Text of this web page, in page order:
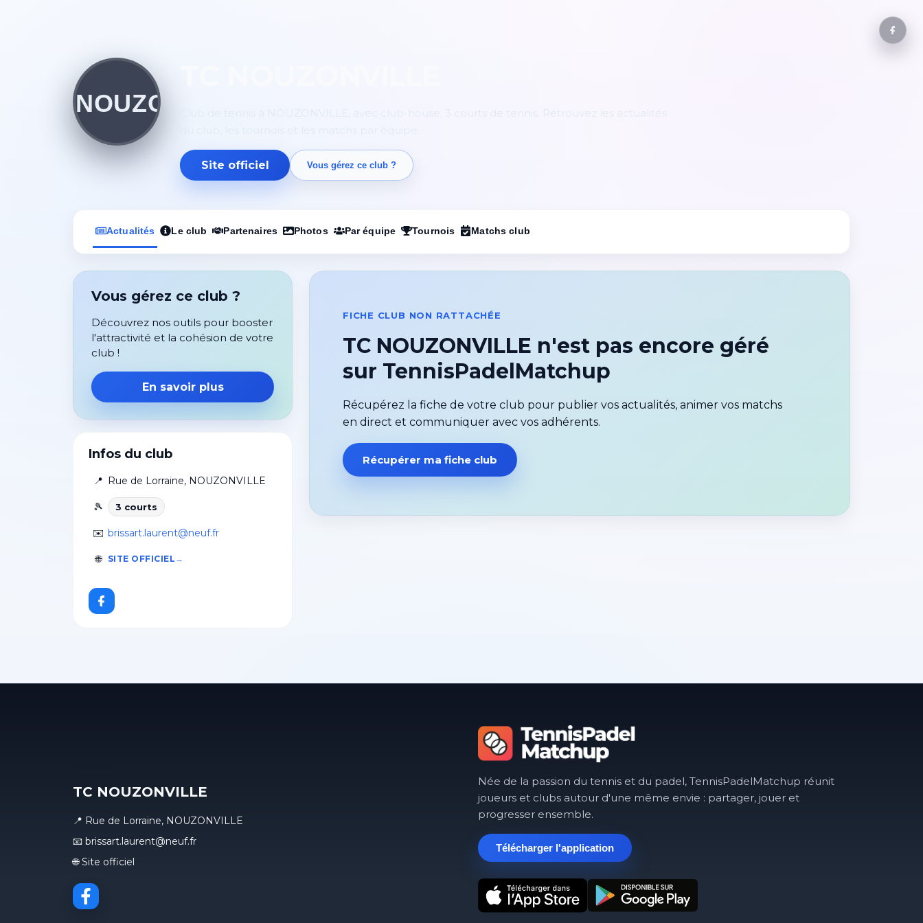
Site officiel Vous gérez ce club ?
Actualités Le club Partenaires Photos Par équipe Tournois Matchs club
Vous gérez ce club ?
Découvrez nos outils pour booster
l'attractivité et la cohésion de votre
club !
En savoir plus
Infos du club
📍 Rue de Lorraine, NOUZONVILLE
🎾 3 courts
✉️ brissart.laurent@neuf.fr
🌐 SITE OFFICIEL
FICHE CLUB NON RATTACHÉE
TC NOUZONVILLE n'est pas encore géré
sur TennisPadelMatchup
Récupérez la fiche de votre club pour publier vos actualités, animer vos matchs
en direct et communiquer avec vos adhérents.
Récupérer ma fiche club
TC NOUZONVILLE
📍 Rue de Lorraine, NOUZONVILLE
📧 brissart.laurent@neuf.fr
🌐 Site officiel
Née de la passion du tennis et du padel, TennisPadelMatchup réunit
joueurs et clubs autour d'une même envie : partager, jouer et
progresser ensemble.
Télécharger l'application